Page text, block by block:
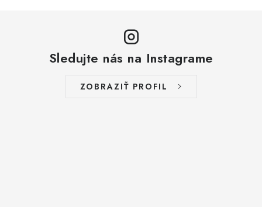
Sledujte nás na Instagrame
ZOBRAZIŤ PROFIL